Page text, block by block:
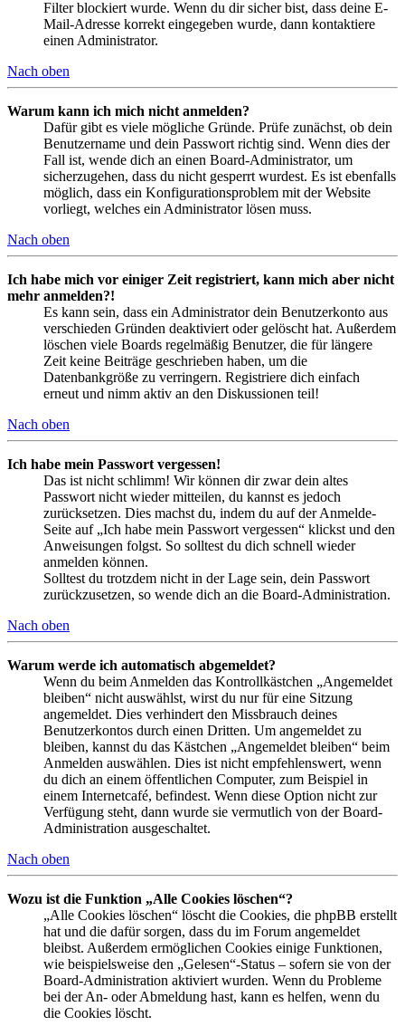
Filter blockiert wurde. Wenn du dir sicher bist, dass deine E-
Mail-Adresse korrekt eingegeben wurde, dann kontaktiere
einen Administrator.
Nach oben
Warum kann ich mich nicht anmelden?
Dafür gibt es viele mögliche Gründe. Prüfe zunächst, ob dein
Benutzername und dein Passwort richtig sind. Wenn dies der
Fall ist, wende dich an einen Board-Administrator, um
sicherzugehen, dass du nicht gesperrt wurdest. Es ist ebenfalls
möglich, dass ein Konfigurationsproblem mit der Website
vorliegt, welches ein Administrator lösen muss.
Nach oben
Ich habe mich vor einiger Zeit registriert, kann mich aber nicht
mehr anmelden?!
Es kann sein, dass ein Administrator dein Benutzerkonto aus
verschieden Gründen deaktiviert oder gelöscht hat. Außerdem
löschen viele Boards regelmäßig Benutzer, die für längere
Zeit keine Beiträge geschrieben haben, um die
Datenbankgröße zu verringern. Registriere dich einfach
erneut und nimm aktiv an den Diskussionen teil!
Nach oben
Ich habe mein Passwort vergessen!
Das ist nicht schlimm! Wir können dir zwar dein altes
Passwort nicht wieder mitteilen, du kannst es jedoch
zurücksetzen. Dies machst du, indem du auf der Anmelde-
Seite auf „Ich habe mein Passwort vergessen“ klickst und den
Anweisungen folgst. So solltest du dich schnell wieder
anmelden können.
Solltest du trotzdem nicht in der Lage sein, dein Passwort
zurückzusetzen, so wende dich an die Board-Administration.
Nach oben
Warum werde ich automatisch abgemeldet?
Wenn du beim Anmelden das Kontrollkästchen „Angemeldet
bleiben“ nicht auswählst, wirst du nur für eine Sitzung
angemeldet. Dies verhindert den Missbrauch deines
Benutzerkontos durch einen Dritten. Um angemeldet zu
bleiben, kannst du das Kästchen „Angemeldet bleiben“ beim
Anmelden auswählen. Dies ist nicht empfehlenswert, wenn
du dich an einem öffentlichen Computer, zum Beispiel in
einem Internetcafé, befindest. Wenn diese Option nicht zur
Verfügung steht, dann wurde sie vermutlich von der Board-
Administration ausgeschaltet.
Nach oben
Wozu ist die Funktion „Alle Cookies löschen“?
„Alle Cookies löschen“ löscht die Cookies, die phpBB erstellt
hat und die dafür sorgen, dass du im Forum angemeldet
bleibst. Außerdem ermöglichen Cookies einige Funktionen,
wie beispielsweise den „Gelesen“-Status – sofern sie von der
Board-Administration aktiviert wurden. Wenn du Probleme
bei der An- oder Abmeldung hast, kann es helfen, wenn du
die Cookies löscht.